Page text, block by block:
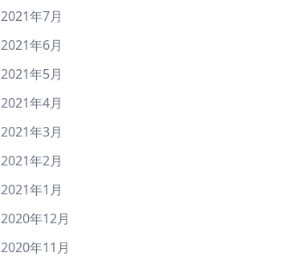
2021年7月
2021年6月
2021年5月
2021年4月
2021年3月
2021年2月
2021年1月
2020年12月
2020年11月